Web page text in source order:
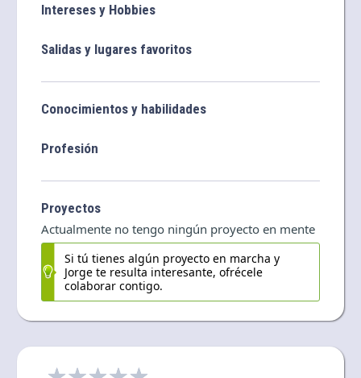
Intereses y Hobbies
Salidas y lugares favoritos
Conocimientos y habilidades
Profesión
Proyectos
Actualmente no tengo ningún proyecto en mente
Si tú tienes algún proyecto en marcha y
Jorge te resulta interesante, ofrécele
colaborar contigo.